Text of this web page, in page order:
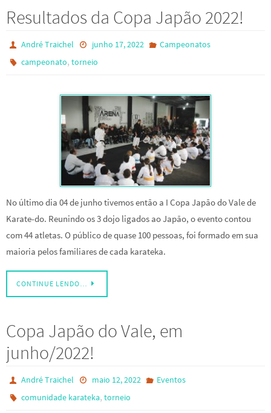
Resultados da Copa Japão 2022!
André Traichel junho 17, 2022
Campeonatos
campeonato,torneio
No último dia 04 de junho tivemos então a I Copa Japão do Vale de
Karate-do. Reunindo os 3 dojo ligados ao Japão, o evento contou
com 44 atletas. O público de quase 100 pessoas, foi formado em sua
maioria pelos familiares de cada karateka.
CONTINUE LENDO…
Copa Japão do Vale, em
junho/2022!
André Traichel maio 12, 2022
Eventos
comunidade karateka,torneio